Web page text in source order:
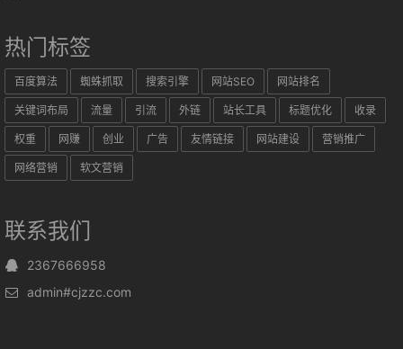
热门标签
百度算法 蜘蛛抓取 搜索引擎 网站SEO 网站排名
关键词布局 流量 引流 外链 站长工具 标题优化 收录
权重 网赚 创业 广告 友情链接 网站建设 营销推广
网络营销 软文营销
联系我们
2367666958
admin#cjzzc.com